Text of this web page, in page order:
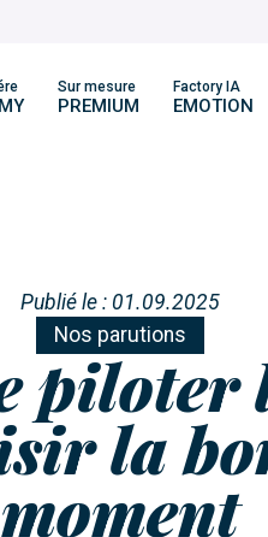
Sur mesure
PREMIUM
Factory IA
EMOTION
Publié le : 01.09.2025
Nos parutions
la
moment